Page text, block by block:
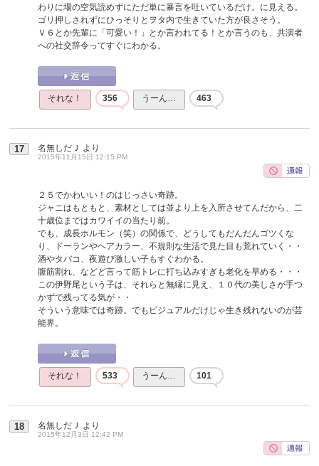
わりに場の空気読めずにただ単に暴言を吐いているだけ。に見える。
ゴリ押しされずにひっそりとヲタ内で生きていた方が良さそう。
Ｖ６とか先輩に「可愛い！」とか言われてる！とか言うのも、共演者
への社交辞令ってすぐにわかる。
それな！ 356 うーん… 463
17 名無しだＪ より
2015年11月15日 12:15 PM
２５でかわいい！のはじっさい奇跡。
ジャニはもともと、素材としては並より上を入所させてんだから、二
十歳位まではカワイイの当たり前。
でも、成長ホルモン（笑）の関係で、どうしてもだんだんゴツくな
り、ドーランやヘアカラー、不規則な生活で見た目も荒れていく・・
酒やタバコ、夜遊び激しい子もすぐわかる。
腹筋割れ、などど言って筋トレに打ち込みすぎも老化を早める・・・
この伊野尾という子は、それらと無縁に見え、１０代の美しさが手つ
かずで残ってる気が・・
そういう意味では奇跡。でもビジュアルだけじゃ生き残れないのが芸
能界。
それな！ 533 うーん… 101
18 名無しだＪ より
2015年12月3日 12:42 PM